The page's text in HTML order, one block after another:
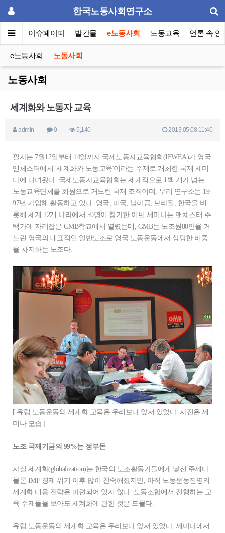
한국노동사회연구소
포럼 이슈페이퍼 발간물 e노동사회 노동교육 언론 속 연
e노동사회 노동사회
노동사회
세계화와 노동자 교육
admin 0 5,140 2013.05.08 11:40
필자는 7월12일부터 14일까지 국제노동자교육협회(IFWEA)가 영국
맨체스터에서 '세계화와 노동교육'이라는 주제로 개최한 국제 세미
나에 다녀왔다. 국제노동자교육협회는 세계적으로 1백 개가 넘는
노동교육단체를 회원으로 거느린 국제 조직이며, 우리 연구소는 19
97년 가입해 활동하고 있다. 영국, 미국, 남아공, 브라질, 한국을 비
롯해 세계 22개 나라에서 59명이 참가한 이번 세미나는 맨체스터 주
택가에 자리잡은 GMB학교에서 열렸는데, GMB는 노조원80만을 거
느린 영국의 대표적인 일반노조로 영국 노동운동에서 상당한 비중
을 차지하는 노조다.
[ 유럽 노동운동의 세계화 교육은 우리보다 앞서 있었다. 사진은 세
미나 모습 ]
노조 국제기금의 99%는 정부돈
사실 세계화(globalization)는 한국의 노조활동가들에게 낯선 주제다.
물론 IMF 경제 위기 이후 많이 친숙해졌지만, 아직 노동운동진영의
세계화 대응 전략은 마련되어 있지 않다. 노동조합에서 진행하는 교
육 주제들을 보아도 세계화에 관한 것은 드물다.
유럽 노동운동의 세계화 교육은 우리보다 앞서 있었다. 세미나에서